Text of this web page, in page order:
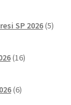
SP 2026 5
16izdelkov
6izdelkov